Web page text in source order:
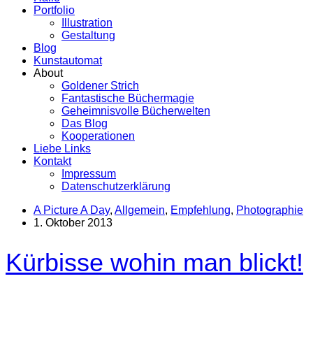
Portfolio
Illustration
Gestaltung
Blog
Kunstautomat
About
Goldener Strich
Fantastische Büchermagie
Geheimnisvolle Bücherwelten
Das Blog
Kooperationen
Liebe Links
Kontakt
Impressum
Datenschutzerklärung
A Picture A Day, Allgemein, Empfehlung, Photographie
1. Oktober 2013
Kürbisse wohin man blickt!